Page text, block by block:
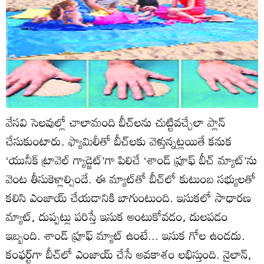
వేసవి సెలవుల్లో చాలామంది బీచ్‌లను చుట్టివచ్చేలా ప్లాన్‌
చేసుకుంటారు. ఫ్యామిలీతో బీచ్‌లకు వెళ్తున్నట్లయితే కనుక
‘యునీక్‌ ట్రావెల్‌ గ్యాడ్జెట్‌’గా పిలిచే ‘శాండ్‌ ప్రూఫ్‌ బీచ్‌ మ్యాట్‌’ను
వెంట తీసుకెళ్లాల్సిందే. ఈ మ్యాట్‌తో బీచ్‌లో కుటుంబ సభ్యులతో
కలిసి ఎంజాయ్‌ చేయడానికి బాగుంటుంది. ఇసుకలో సాధారణ
మ్యాట్‌, దుప్పట్లు పరిస్తే ఇసుక అంటుకోవడం, దులపడం
ఇబ్బంది. శాండ్‌ ప్రూఫ్‌ మ్యాట్‌ ఉంటే... ఇసుక గోల ఉండదు.
కంఫర్ట్‌గా బీచ్‌లో ఎంజాయ్‌ చేసే అవకాశం లభిస్తుంది. నైలాన్‌,